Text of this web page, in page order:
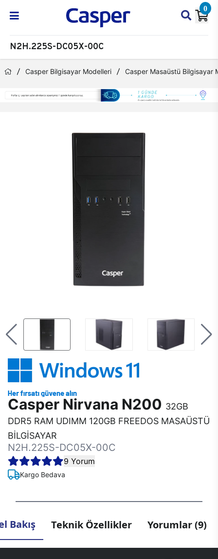
0
N2H.225S-DC05X-00C
Casper Bilgisayar Modelleri Casper Masaüstü Bilgisayar
Casper Nirvana N200 32GB
DDR5 RAM UDIMM 120GB FREEDOS MASAÜSTÜ
BİLGİSAYAR
N2H.225S-DC05X-00C
9 Yorum
Kargo Bedava
Bakış Teknik Özellikler Yorumlar (9)